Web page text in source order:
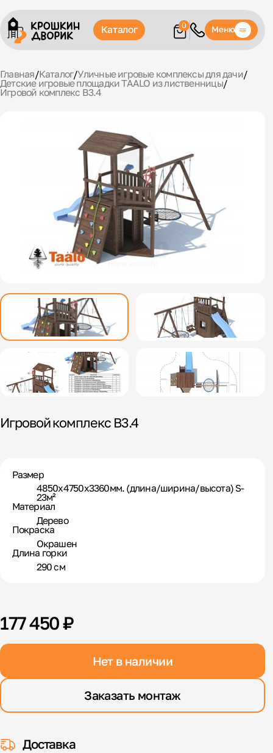
Каталог 0 Меню
Главная/Каталог/Уличные игровые комплексы для дачи/
Детские игровые площадки TAALO из лиственницы/
Игровой комплекс В3.4
Игровой комплекс В3.4
Размер
4850х4750х3360мм. (длина/ширина/высота) S-
23м²
Материал
Дерево
Покраска
Окрашен
Длина горки
290 см
177 450 ₽
Нет в наличии
Заказать монтаж
Доставка